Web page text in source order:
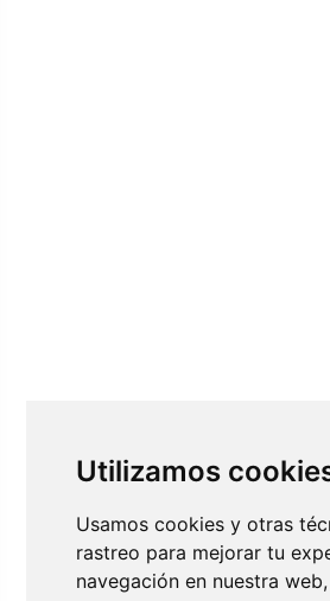
Utilizamos
Usamos cookies y otras
rastreo para mejorar tu
navegación en nuestra